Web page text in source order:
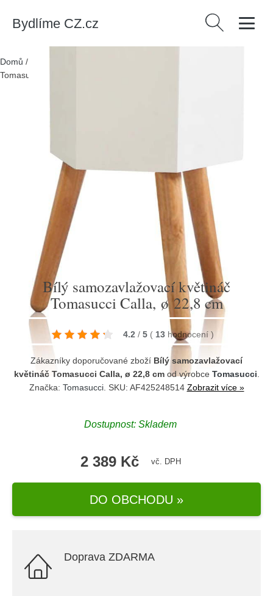
Bydlíme CZ.cz Vyhledávání
Domů /
Tomasucci Calla, ø 22,8 cm
Bílý samozavlažovací květináč
Tomasucci Calla, ø 22,8 cm
4.2 / 5 ( 13 hodnocení )
Zákazníky doporučované zboží Bílý samozavlažovací
květináč Tomasucci Calla, ø 22,8 cmod výrobce Tomasucci
Značka: Tomasucci. SKU: AF425248514 Zobrazit více »
Dostupnost: Skladem
2 389 Kč vč. DPH
DO OBCHODU »
Doprava ZDARMA